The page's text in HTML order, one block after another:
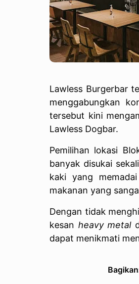
Lawless Burgerbar
menggabungkan
tersebut kini
Lawless Dogbar.
Pemilihan lokasi
banyak disukai
kaki yang
makanan yang
Dengan tidak
kesan heavy metal
dapat menikmati